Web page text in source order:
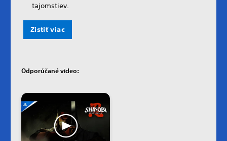
tajomstiev.
Zistiť viac
Odporúčané video: